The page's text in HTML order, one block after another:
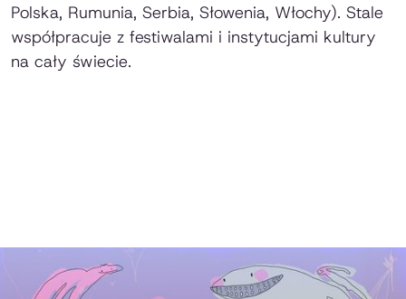
Polska, Rumunia, Serbia, Słowenia, Włochy). Stale
współpracuje z festiwalami i instytucjami kultury
na cały świecie.